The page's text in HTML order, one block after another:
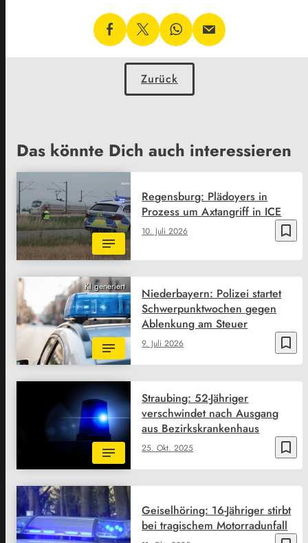
Zurück
Das könnte Dich auch interessieren
bookmark_border
10. Juli 2026
Regensburg: Plädoyers in
Prozess um Axtangriff in ICE
KI generiert
bookmark_border
9. Juli 2026
Niederbayern: Polizei startet
Schwerpunktwochen gegen
Ablenkung am Steuer
bookmark_border
25. Okt. 2025
Straubing: 52-Jähriger
verschwindet nach Ausgang
aus Bezirkskrankenhaus
Geiselhöring: 16-Jähriger stirbt
bei tragischem Motorradunfall